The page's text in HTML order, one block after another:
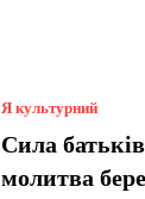
Я культурний
Сила
молитва